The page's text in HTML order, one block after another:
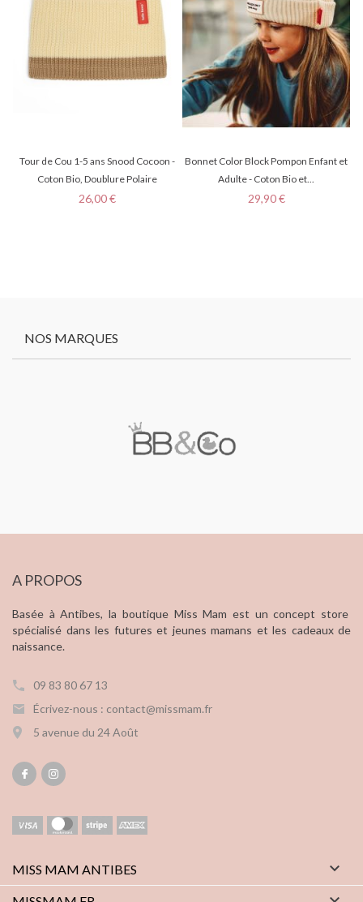
Tour de Cou 1-5 ans Snood Cocoon -
Coton Bio, Doublure Polaire
Prix
26,00 €
Bonnet Color Block Pompon Enfant et
Adulte - Coton Bio et...
Prix
29,90 €
NOS MARQUES
A PROPOS
Basée à Antibes, la boutique Miss Mam est un concept store
spécialisé dans les futures et jeunes mamans et les cadeaux de
naissance.
09 83 80 67 13
Écrivez-nous : contact@missmam.fr
5 avenue du 24 Août
MISS MAM ANTIBES 